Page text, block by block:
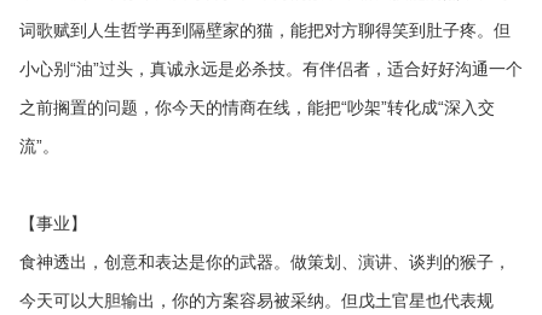
词歌赋到人生哲学再到隔壁家的猫，能把对方聊得笑到肚子疼。但
小心别“油”过头，真诚永远是必杀技。有伴侣者，适合好好沟通一个
之前搁置的问题，你今天的情商在线，能把“吵架”转化成“深入交
流”。
【事业】
食神透出，创意和表达是你的武器。做策划、演讲、谈判的猴子，
今天可以大胆输出，你的方案容易被采纳。但戊土官星也代表规